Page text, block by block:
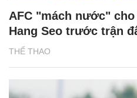
THỂ THAO
AFC "mách nước"
Hang Seo trước trận